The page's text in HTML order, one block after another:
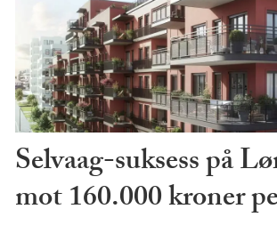
Selvaag-suksess på
mot 160.000 kroner